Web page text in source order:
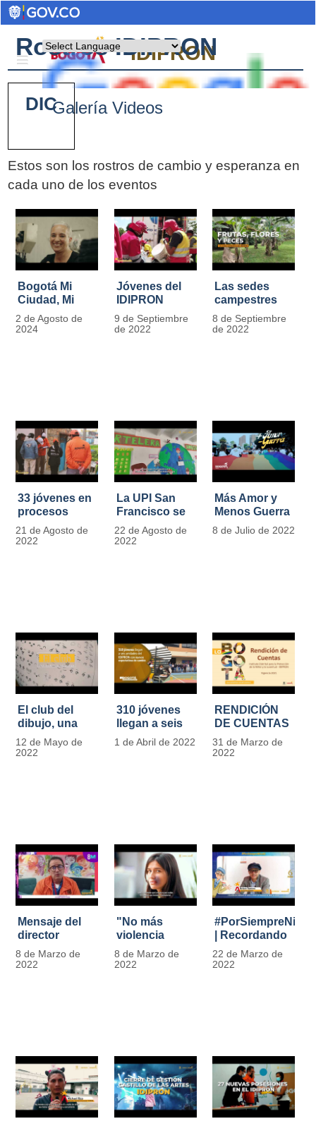
Powered by
IDIPRON
Rostros IDIPRON
Galería Videos
Estos son los rostros de cambio y esperanza en
cada uno de los eventos
Bogotá Mi
Ciudad, Mi
Casa
2 de Agosto de
2024
Jóvenes del
IDIPRON
restauraron
más de 13.000
9 de Septiembre
de 2022
Las sedes
campestres
de IDIPRON
se convierten
8 de Septiembre
de 2022
33 jóvenes en
procesos
legales por
tensiones con
21 de Agosto de
2022
La UPI San
Francisco se
llena de color
y vida con la
22 de Agosto de
2022
Más Amor y
Menos Guerra
8 de Julio de 2022
El club del
dibujo, una
apuesta para
formar
12 de Mayo de
2022
310 jóvenes
llegan a seis
unidades del
IDIPRON con
1 de Abril de 2022
RENDICIÓN
DE CUENTAS
IDIPRON |
Vigencia 2021
31 de Marzo de
2022
Mensaje del
director
Carlos Marín |
Día
8 de Marzo de
2022
"No más
violencia
contra la
mujer" | 8
8 de Marzo de
2022
| Recordando
al Padre
Javier de
22 de Marzo de
2022
Pages
DIC